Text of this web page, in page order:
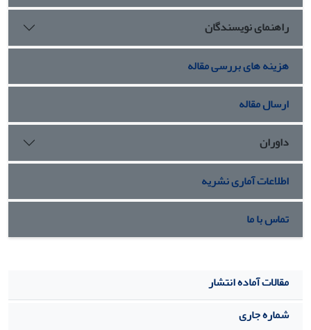
راهنمای نویسندگان
هزینه های بررسی مقاله
ارسال مقاله
داوران
اطلاعات آماری نشریه
تماس با ما
مقالات آماده انتشار
شماره جاری